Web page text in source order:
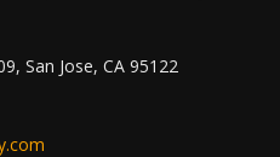
San Jose, CA 95122